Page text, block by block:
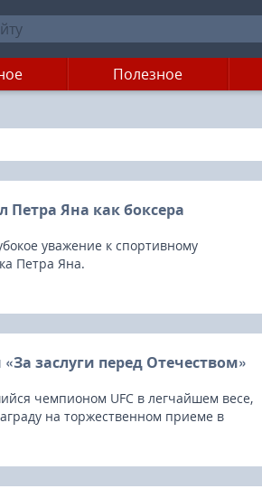
Полезное
Яна как боксера
уважение к спортивному
Петра Яна.
заслуги перед Отечеством»
чемпионом UFC в легчайшем весе,
на торжественном приеме в
спортсменами.